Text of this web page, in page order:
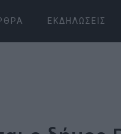
ΕΚΔΗΛΏΣΕΙΣ